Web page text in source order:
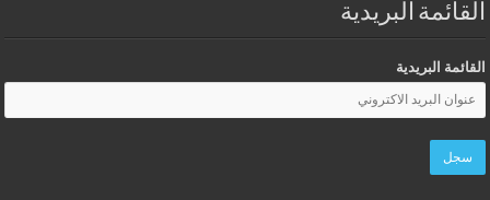
القائمة البريدية
القائمة البريدية